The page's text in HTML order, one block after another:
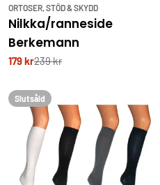
ORTOSER, STÖD & SKYDD
Nilkka/ranneside
Berkemann
179 kr239 kr
Slutsåld